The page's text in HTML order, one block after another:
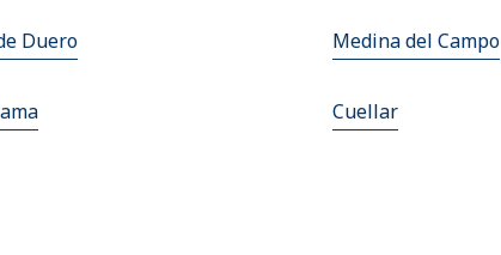
Duero Medina del Campo
Cuellar